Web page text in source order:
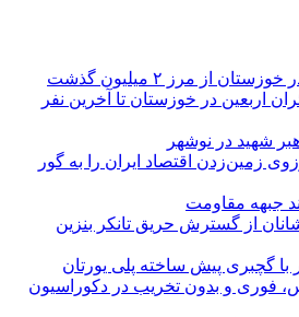
از مرز ۲ میلیون گذشت
اربعین در خوزستان تا آخرین نفر
شهید در نوشهر
زمین‌زدن اقتصاد ایران را به گور
جبهه مقاومت
از گسترش حریق تانکر بنزین
با گچبری پیش ساخته پلی یورتان
فوری و بدون تخریب در دکوراسیون